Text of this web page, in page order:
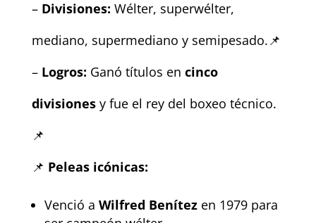
– Divisiones: Wélter, superwélter,
mediano, supermediano y semipesado.📌
– Logros: Ganó títulos en cinco
divisionesy fue el rey del boxeo técnico.
📌
📌 Peleas icónicas:
Venció a Wilfred Benítezen 1979 para